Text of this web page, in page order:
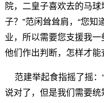
院，二皇子喜欢去的马
子？”范闲耸耸肩，“您
业，所以需要您支援我
他们作出判断，怎样才能
范建举起食指摇了摇：
说对了，但是我们需要